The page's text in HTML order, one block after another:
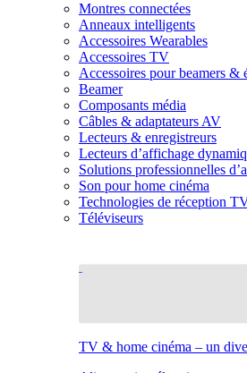
Montres connectées
Anneaux intelligents
Accessoires Wearables
Accessoires TV
Accessoires pour beamers &
Beamer
Composants média
Câbles & adaptateurs AV
Lecteurs & enregistreurs
Lecteurs d’affichage
Solutions professionnelles
Son pour home cinéma
Technologies de réception
Téléviseurs
TV & home cinéma – un